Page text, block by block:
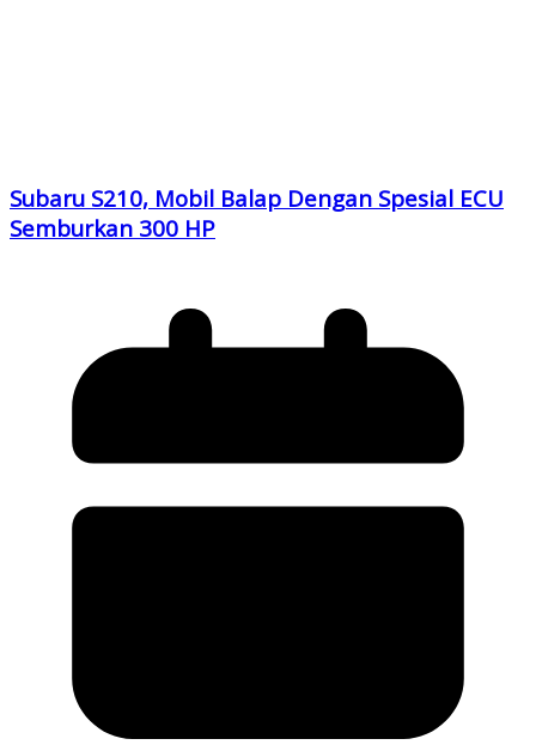
Subaru S210, Mobil Balap Dengan Spesial ECU
Semburkan 300 HP